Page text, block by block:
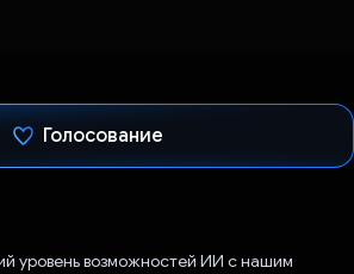
Голосование
уровень возможностей ИИ с нашим